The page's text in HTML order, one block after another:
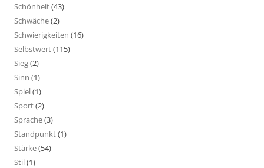
Schönheit(43)
Schwäche(2)
Schwierigkeiten (16)
Selbstwert(115)
Sieg(2)
Sinn (1)
Spiel(1)
Sport(2)
Sprache(3)
Standpunkt(1)
Stärke(54)
Stil(1)